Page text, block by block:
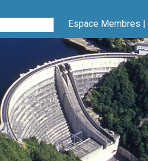
Espace Membres |